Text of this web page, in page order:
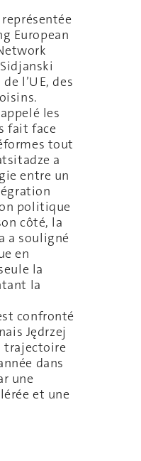
European
l’UE, des
les
fait face
tout
a
entre un
politique
côté, la
a souligné
en
la
la
confronté
Jędrzej
trajectoire
dans
une
et une